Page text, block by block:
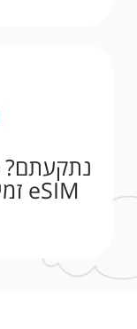
eSIM זמין עבורכם בעברית 24/7